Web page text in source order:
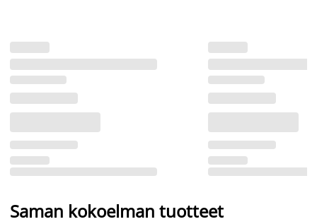
Saman kokoelman tuotteet